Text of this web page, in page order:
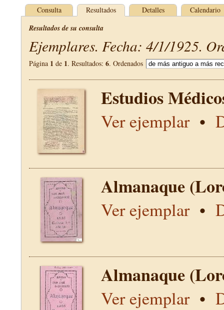
Consulta Resultados Detalles Calendario
Resultados de su consulta
Ejemplares. Fecha: 4/1/1925.
Página 1 de 1. Resultados: 6. Ordenados
Estudios
Ver ejemplar•
Almanaque
Ver ejemplar•
Almanaque
Ver ejemplar•